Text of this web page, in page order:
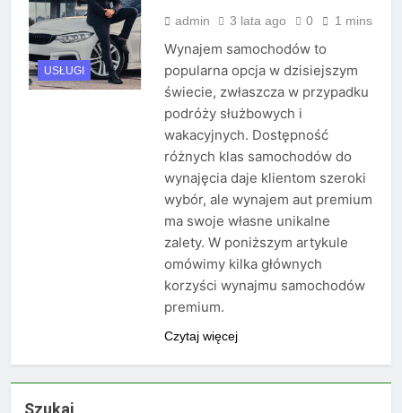
USŁUGI
admin 3 lata ago 0 1 mins
Wynajem samochodów to
popularna opcja w dzisiejszym
świecie, zwłaszcza w przypadku
podróży służbowych i
wakacyjnych. Dostępność
różnych klas samochodów do
wynajęcia daje klientom szeroki
wybór, ale wynajem aut premium
ma swoje własne unikalne
zalety. W poniższym artykule
omówimy kilka głównych
korzyści wynajmu samochodów
premium.
Czytaj więcej
Szukaj